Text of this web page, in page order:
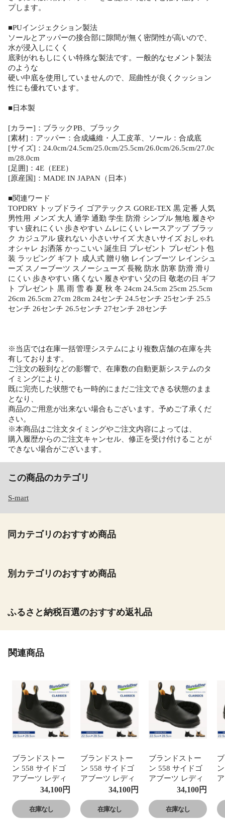
プします。
■PUインジェクション製法
ソールとアッパーの接合部に隙間が無く密閉性が高いので、
水が浸入しにくく
底剥がれもしにくい特殊な製法です。一般的なセメント製法
のような
硬い中底を使用していませんので、屈曲性が良くクッション
性にも優れています。
■日本製
[カラー]：ブラックPB、ブラック
[素材]：アッパー：合成繊維・人工皮革、ソール：合成底
[サイズ]：24.0cm/24.5cm/25.0cm/25.5cm/26.0cm/26.5cm/27.0c
m/28.0cm
[足囲]：4E（EEE）
[原産国]：MADE IN JAPAN（日本）
■関連ワード
TOPDRY トップドライ ゴアテックス GORE-TEX 黒 定番 人気
男性用 メンズ 大人 通学 通勤 学生 防滑 シンプル 無地 履きや
すい 疲れにくい 歩きやすい ムレにくい レースアップ ブラッ
ク カジュアル 疲れない 小さいサイズ 大きいサイズ おしゃれ
オシャレ お洒落 かっこいい 誕生日 プレゼント プレゼント包
装 ラッピング ギフト 成人式 贈り物 レインブーツ レインシュ
ーズ スノーブーツ スノーシューズ 長靴 防水 防寒 防滑 滑り
にくい 歩きやすい 痛くない 履きやすい 父の日 敬老の日 ギフ
ト プレゼント 黒 雨 雪 春 夏 秋 冬 24cm 24.5cm 25cm 25.5cm
26cm 26.5cm 27cm 28cm 24センチ 24.5センチ 25センチ 25.5
センチ 26センチ 26.5センチ 27センチ 28センチ
※当店では在庫一括管理システムにより複数店舗の在庫を共
有しております。
ご注文の殺到などの影響で、在庫数の自動更新システムのタ
イミングにより、
既に完売した状態でも一時的にまだご注文できる状態のまま
となり、
商品のご用意が出来ない場合もございます。予めご了承くだ
さい。
※本商品はご注文タイミングやご注文内容によっては、
購入履歴からのご注文キャンセル、修正を受け付けることが
できない場合がございます。
この商品のカテゴリ
S-mart
同カテゴリのおすすめ商品
別カテゴリのおすすめ商品
ふるさと納税百選のおすすめ返礼品
関連商品
ブランドストー
ン 558 サイドゴ
アブーツ レディ
ース メンズ ユニ
セックス ショー
トブーツ 本革
Blundstone
34,100円
在庫なし
ブランドストー
ン 558 サイドゴ
アブーツ レディ
ース メンズ ユニ
セックス ショー
トブーツ 本革
Blundstone
34,100円
在庫なし
ブランドストー
ン 558 サイドゴ
アブーツ レディ
ース メンズ ユニ
セックス ショー
トブーツ 本革
Blundstone
34,100円
在庫なし